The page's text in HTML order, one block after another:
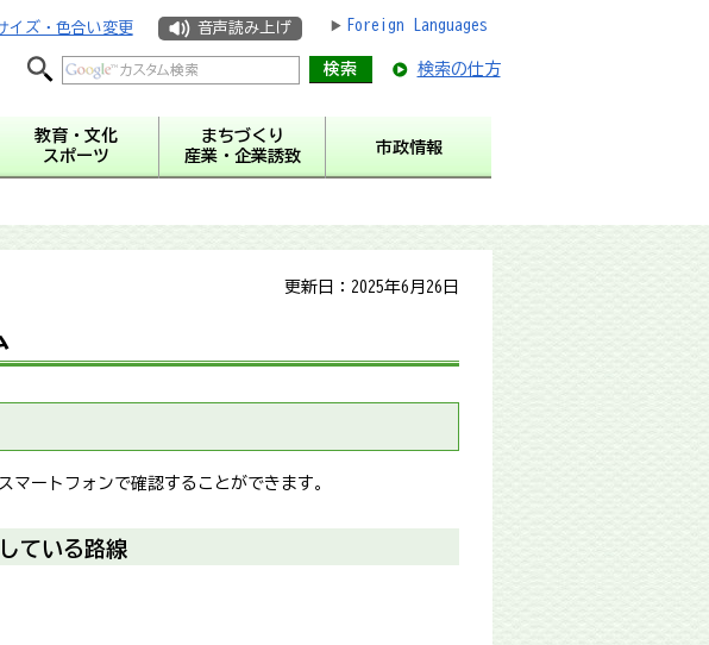
イズ・色合い変更 音声読み上げ Foreign Languages
検索の仕方
教育・文化
スポーツ
まちづくり
産業・企業誘致
市政情報
更新日：2025年6月26日
ートフォンで確認することができます。
ている路線